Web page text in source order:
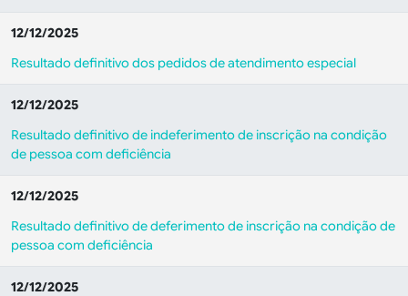
12/12/2025
Resultado definitivo dos pedidos de atendimento especial
12/12/2025
Resultado definitivo de indeferimento de inscrição na condição
de pessoa com deficiência
12/12/2025
Resultado definitivo de deferimento de inscrição na condição de
pessoa com deficiência
12/12/2025